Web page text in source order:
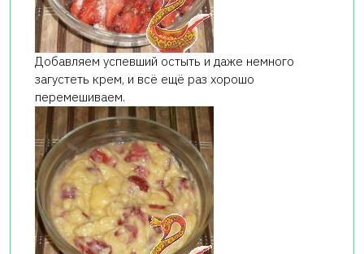
Добавляем успевший остыть и даже немного
загустеть крем, и всё ещё раз хорошо
перемешиваем.